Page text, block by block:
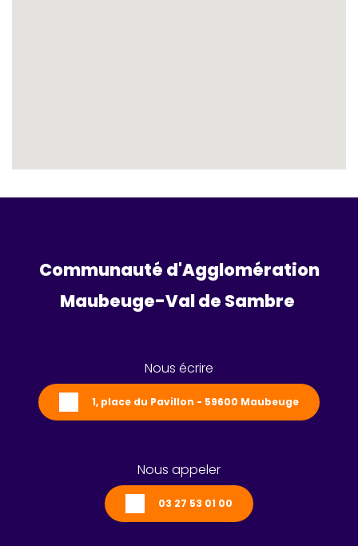
Communauté d'Agglomération
Maubeuge-Val de Sambre
Nous écrire
1, place du Pavillon - 59600 Maubeuge
Nous appeler
03 27 53 01 00